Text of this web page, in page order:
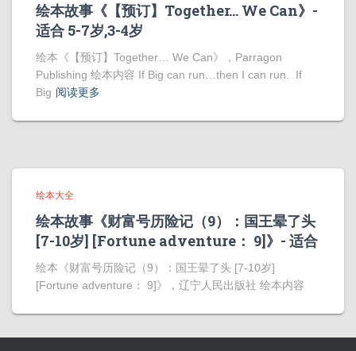
绘本故事《【预订】Together… We Can》-
适合 5-7岁,3-4岁
绘本《【预订】Together… We Can》，Parragon
Publishing 绘本内容 If Big can run…then I can run. If
Big 阅读更多
绘本大全
绘本故事《财富号历险记（9）：国王晕了头
[7-10岁] [Fortune adventure： 9]》- 适合
绘本《财富号历险记（9）：国王晕了头 [7-10岁]
[Fortune adventure： 9]》，辽宁人民出版社 绘本内容